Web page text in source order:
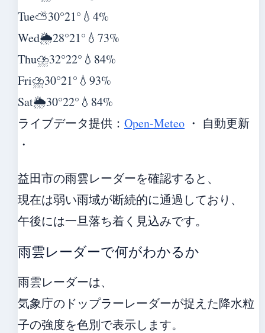
Tue⛅30°21° 💧4%
Wed🌦️28°21° 💧73%
Thu⛈️32°22° 💧84%
Fri⛈️30°21° 💧93%
Sat🌦️30°22° 💧84%
ライブデータ提供： Open-Meteo ・ 自動更新
・
益田市の雨雲レーダーを確認すると、
現在は弱い雨域が断続的に通過しており、
午後には一旦落ち着く見込みです。
雨雲レーダーで何がわかるか
雨雲レーダーは、
気象庁のドップラーレーダーが捉えた降水粒
子の強度を色別で表示します。